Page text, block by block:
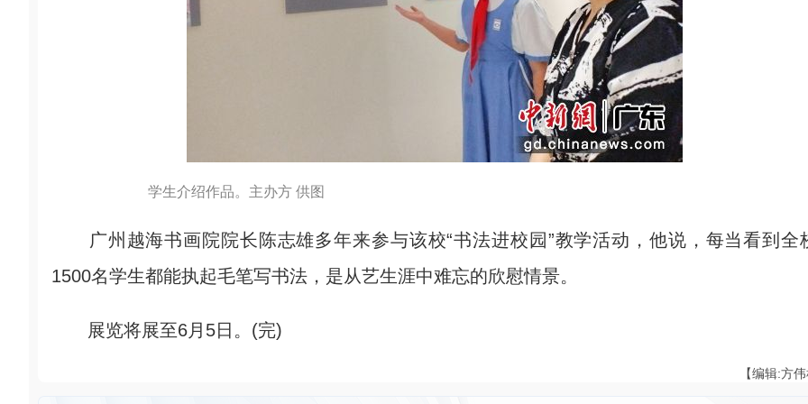
学生介绍作品。主办方 供图
广州越海书画院院长陈志雄多年来参与该校“书法进校园”教学活动，他说，每当看到全
1500名学生都能执起毛笔写书法，是从艺生涯中难忘的欣慰情景。
展览将展至6月5日。(完)
【编辑:方伟